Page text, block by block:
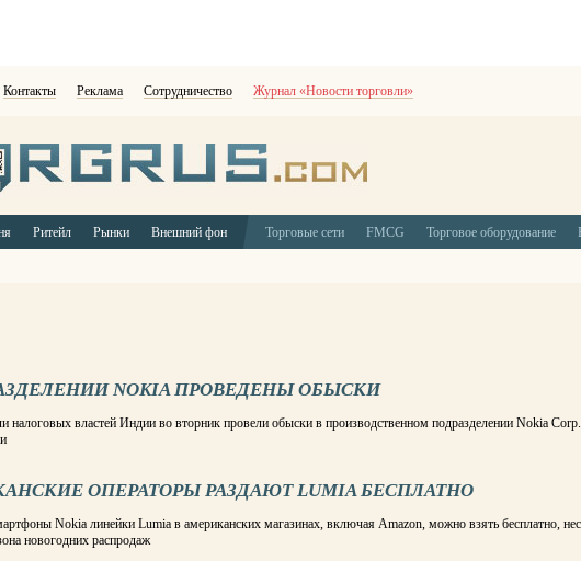
Контакты Реклама Сотрудничество Журнал «Новости торговли»
Ритейл Рынки Внешний фон Торговые сети FMCG Торговое оборудование
NOKIA ПРОВЕДЕНЫ ОБЫСКИ
налоговых властей Индии во вторник провели обыски в производственном подразделении Nokia
ОПЕРАТОРЫ РАЗДАЮТ LUMIA БЕСПЛАТНО
Nokia линейки Lumia в американских магазинах, включая Amazon, можно взять бесплатно,
новогодних распродаж